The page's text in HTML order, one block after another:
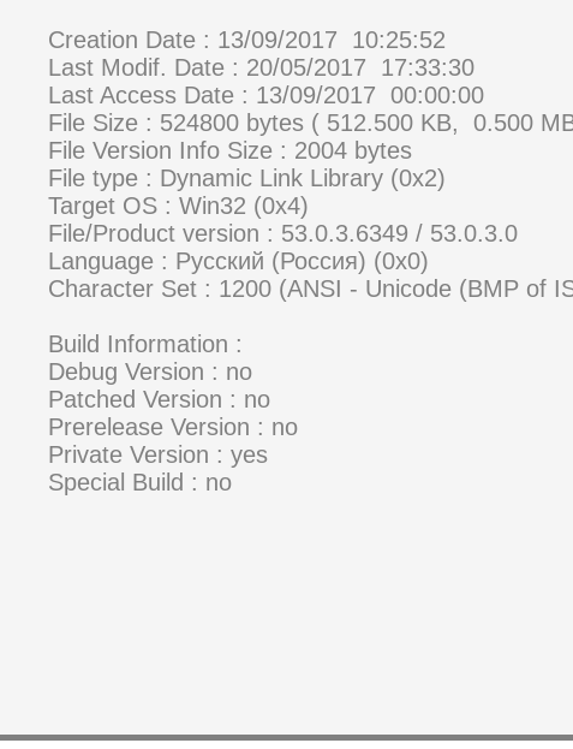
Creation Date : 13/09/2017 10:25:52
Last Modif. Date : 20/05/2017 17:33:30
Last Access Date : 13/09/2017 00:00:00
File Size : 524800 bytes ( 512.500 KB, 0.500
File Version Info Size : 2004 bytes
File type : Dynamic Link Library (0x2)
Target OS : Win32 (0x4)
File/Product version : 53.0.3.6349 / 53.0.3.0
Language : Русский (Россия) (0x0)
Character Set : 1200 (ANSI - Unicode (BMP of
Build Information :
Debug Version : no
Patched Version : no
Prerelease Version : no
Private Version : yes
Special Build : no